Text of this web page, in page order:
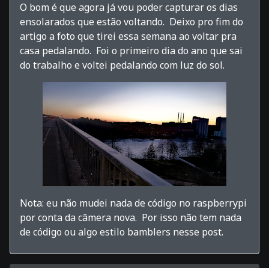
O bom é que agora já vou poder capturar os dias
ensolarados que estão voltando. Deixo pro fim do
artigo a foto que tirei essa semana ao voltar pra
casa pedalando. Foi o primeiro dia do ano que sai
do trabalho e voltei pedalando com luz do sol.
Nota: eu não mudei nada de código no raspberrypi
por conta da câmera nova. Por isso não tem nada
de código ou algo estilo bamblers nesse post.